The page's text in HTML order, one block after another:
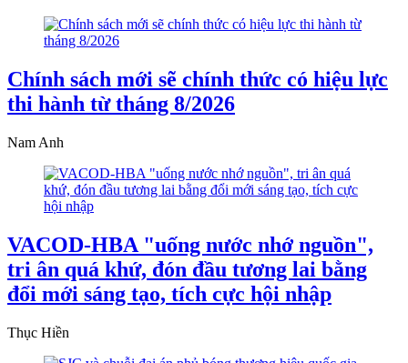
Chính sách mới sẽ chính thức có hiệu lực
thi hành từ tháng 8/2026
Nam Anh
VACOD-HBA "uống nước nhớ nguồn",
tri ân quá khứ, đón đầu tương lai bằng
đổi mới sáng tạo, tích cực hội nhập
Thục Hiền